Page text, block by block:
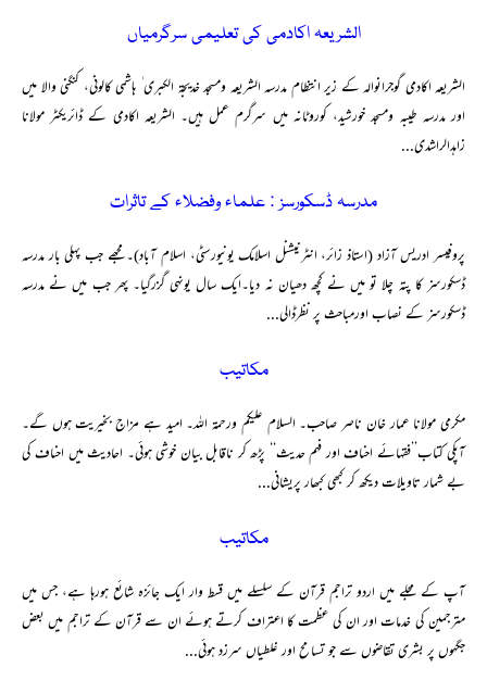
الشریعہ اکادمی کی تعلیمی سرگرمیاں
الشریعہ اکادمی گوجرانوالہ کے زیر انتظام مدرسہ الشریعہ ومسجد خدیجۃ الکبری ٰ ہاشمی کالونی، کنگنی والا میں
اور مدرسہ طیبہ ومسجد خورشید، کوروٹانہ میں سرگرم عمل ہیں۔ الشریعہ اکادمی کے ڈائریکٹر مولانا
زاہدالراشدی...
مدرسہ ڈسکورسز : علماء وفضلاء کے تاثرات
پروفیسر ادریس آزاد (استاذ زائر، انٹرنیشنل اسلامک یونیورسٹی، اسلام آباد)۔ مجھے جب پہلی بار مدرسہ
ڈسکورسز کا پتہ چلا تو میں نے کچھ دھیان نہ دیا۔ایک سال یونہی گزرگیا۔ پھر جب میں نے مدرسہ
ڈسکورسز کے نصاب اورمباحث پر نظرڈالی...
مکاتیب
مکرمی مولانا عمار خان ناصر صاحب۔ السلام علیکم ورحمۃ اللہ۔ امید ہے مزاج بخیریت ہوں گے۔
آپکی کتاب’’فقہائے احناف اور فہم حدیث‘‘ پڑھ کر ناقابل بیان خوشی ہوئی۔ احادیث میں احناف کی
بے شمار تاویلات دیکھ کر کبھی کبھار پریشانی...
مکاتیب
آپ کے مجلے میں اردو تراجم قرآن کے سلسلے میں قسط وار ایک جائزہ شائع ہورہا ہے، جس میں
مترجمین کی خدمات اور ان کی عظمت کا اعتراف کرتے ہوئے ان سے قرآن کے تراجم میں بعض
جگہوں پر بشری تقاضوں سے جو تسامح اور غلطیاں سرزد ہوئی...